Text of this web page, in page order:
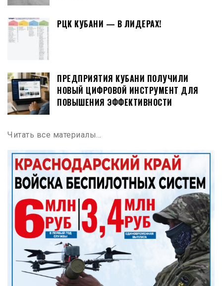
РЦК КУБАНИ — В ЛИДЕРАХ!
ПРЕДПРИЯТИЯ КУБАНИ ПОЛУЧИЛИ
НОВЫЙ ЦИФРОВОЙ ИНСТРУМЕНТ ДЛЯ
ПОВЫШЕНИЯ ЭФФЕКТИВНОСТИ
Читать все материалы…